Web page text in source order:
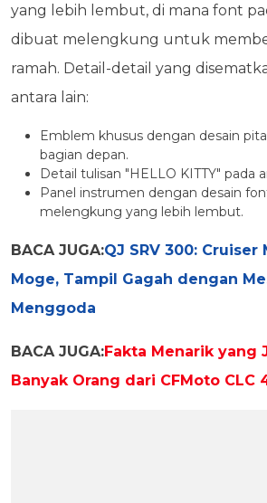
yang lebih lembut, di mana font
dibuat melengkung untuk
ramah. Detail-detail yang
antara lain:
Emblem khusus dengan desain
bagian depan.
Detail tulisan "HELLO KITTY" pada
Panel instrumen dengan desain
melengkung yang lebih lembut.
BACA JUGA:QJ SRV 300: Cruiser
Moge, Tampil Gagah dengan
Menggoda
BACA JUGA:Fakta Menarik yang
Banyak Orang dari CFMoto CLC